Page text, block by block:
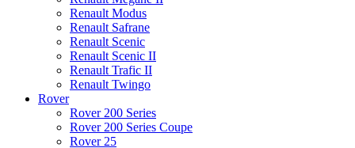
Renault Modus
Renault Safrane
Renault Scenic
Renault Scenic II
Renault Trafic II
Renault Twingo
Rover
Rover 200 Series
Rover 200 Series Coupe
Rover 25